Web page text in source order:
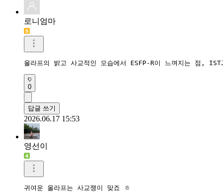
로니엄마
울라프의 밝고 사교적인 모습에서 ESFP-R이 느껴지는 점,
0
답글 쓰기
2026.06.17 15:53
영선이
귀여운 올라프는 사교쟁이 맞죠 ㅎ